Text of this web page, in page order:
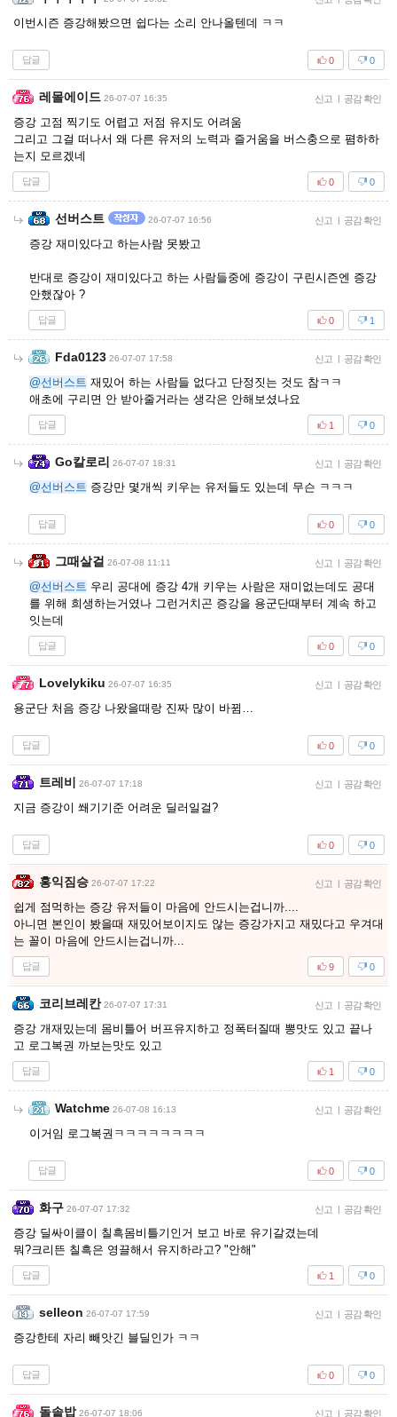
이번시즌 증강해봤으면 쉽다는 소리 안나올텐데 ㅋㅋ
답글 0
0
레몰에이드 26-07-07 16:35 신고 | 공감 확인
증강 고점 찍기도 어렵고 저점 유지도 어려움
그리고 그걸 떠나서 왜 다른 유저의 노력과 즐거움을 버스충으로 폄하하
는지 모르겠네
답글 0
0
선버스트 26-07-07 16:56 신고 | 공감 확인
증강 재미있다고 하는사람 못봤고
반대로 증강이 재미있다고 하는 사람들중에 증강이 구린시즌엔 증강
안했잖아 ?
답글 1
0
Fda0123 26-07-07 17:58 신고 | 공감 확인
@선버스트 재밌어 하는 사람들 없다고 단정짓는 것도 참ㅋㅋ
애초에 구리면 안 받아줄거라는 생각은 안해보셨나요
답글 0
1
Go칼로리 26-07-07 18:31 신고 | 공감 확인
@선버스트 증강만 몇개씩 키우는 유저들도 있는데 무슨 ㅋㅋㅋ
답글 0
0
그때살걸 26-07-08 11:11 신고 | 공감 확인
@선버스트 우리 공대에 증강 4개 키우는 사람은 재미없는데도 공대
를 위해 희생하는거였나 그런거치곤 증강을 용군단때부터 계속 하고
잇는데
답글 0
0
Lovelykiku 26-07-07 16:35 신고 | 공감 확인
용군단 처음 증강 나왔을때랑 진짜 많이 바뀜…
답글 0
0
트레비 26-07-07 17:18 신고 | 공감 확인
지금 증강이 쐐기기준 어려운 딜러일걸?
답글 0
0
홍익짐승 26-07-07 17:22 신고 | 공감 확인
쉽게 점먹하는 증강 유저들이 마음에 안드시는겁니까....
아니면 본인이 봤을때 재밌어보이지도 않는 증강가지고 재밌다고 우겨대
는 꼴이 마음에 안드시는겁니까...
답글 0
9
코리브레칸 26-07-07 17:31 신고 | 공감 확인
증강 개재밌는데 몸비틀어 버프유지하고 정폭터질때 뽕맛도 있고 끝나
고 로그복권 까보는맛도 있고
답글 0
1
Watchme 26-07-08 16:13 신고 | 공감 확인
이거임 로그복권ㅋㅋㅋㅋㅋㅋㅋㅋ
답글 0
0
화구 26-07-07 17:32 신고 | 공감 확인
증강 딜싸이클이 칠흑몸비틀기인거 보고 바로 유기갈겼는데
뭐?크리뜬 칠흑은 영끌해서 유지하라고? "안해"
답글 0
1
selleon 26-07-07 17:59 신고 | 공감 확인
증강한테 자리 빼앗긴 블딜인가 ㅋㅋ
답글 0
0
돌솥밥 26-07-07 18:06 신고 | 공감 확인